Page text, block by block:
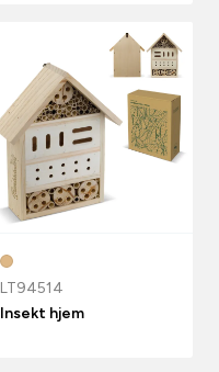
LT94514
Insekt hjem